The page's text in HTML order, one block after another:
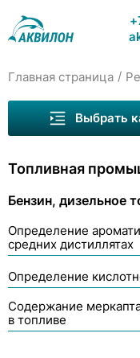
Главная страница /
Топливная
Бензин, дизельное
Определение
средних дистиллятах
Определение
Содержание
в топливе
Выбрать
Биотопливо
Масла
Метиловые